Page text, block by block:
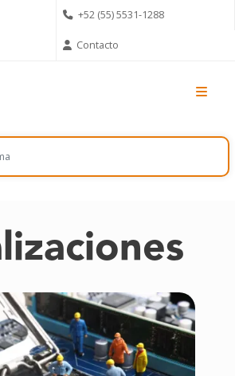
+52 (55) 5531-1288
Contacto